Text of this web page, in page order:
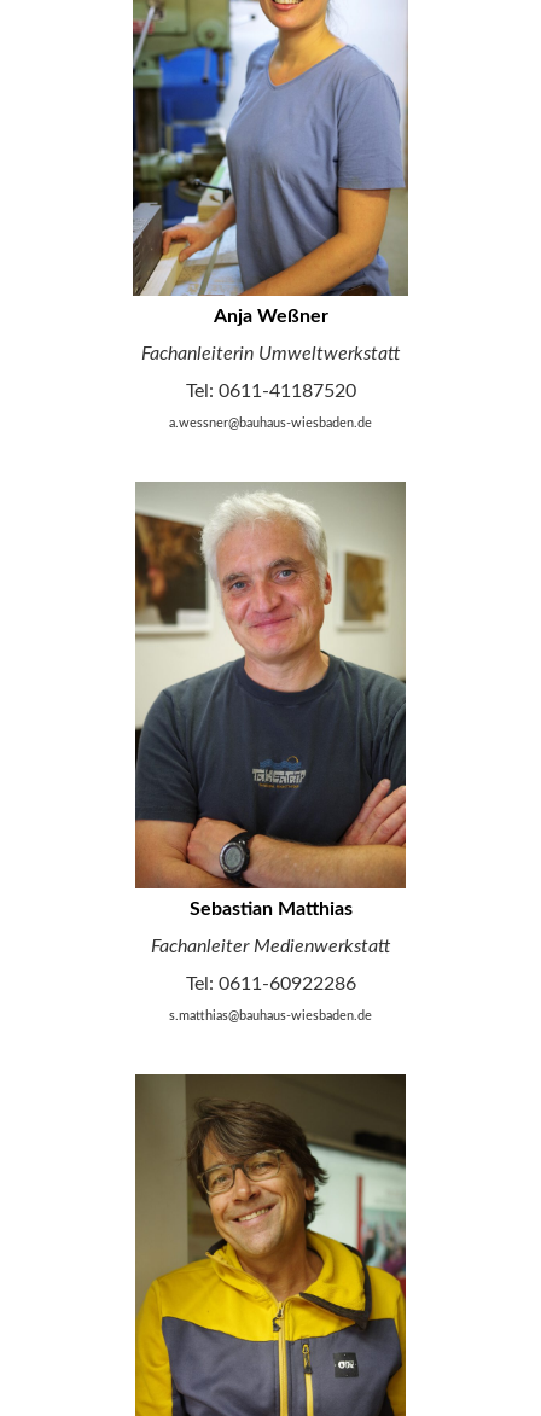
Anja Weßner
Fachanleiterin Umweltwerkstatt
Tel: 0611-41187520
a.wessner@bauhaus-wiesbaden.de
Sebastian Matthias
Fachanleiter Medienwerkstatt
Tel: 0611-60922286
s.matthias@bauhaus-wiesbaden.de